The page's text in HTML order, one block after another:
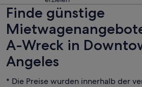
Finde günstige
A-Wreck in
Angeles
* Die Preise wurden innerhalb der